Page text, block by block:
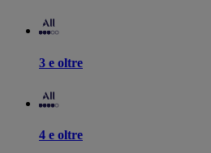
3 e oltre
4 e oltre